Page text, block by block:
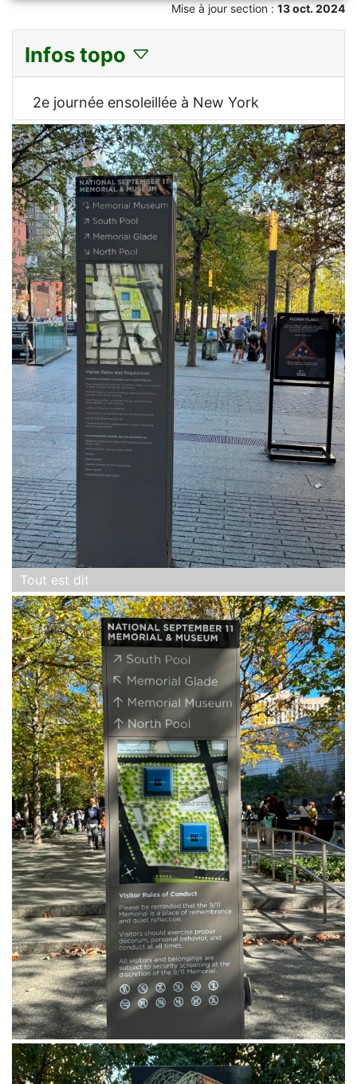
Mise à jour section :13 oct. 2024
Infos topo
2e journée ensoleillée à New York
Tout est dit